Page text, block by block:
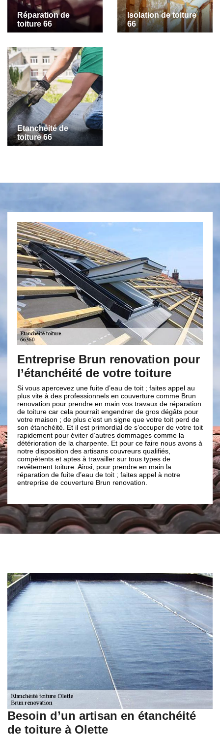
Réparation de
toiture 66
Isolation de toiture
66
Etanchéité de
toiture 66
renovation pour
votre toiture
d’eau de toit ; faites appel au
en couverture comme Brun
en main vos travaux de réparation
engendrer de gros dégâts pour
un signe que votre toit perd de
de s’occuper de votre toit
dommages comme la
Et pour ce faire nous avons à
couvreurs qualifiés,
sur tous types de
pour prendre en main la
de toit ; faites appel à notre
Brun renovation.
Brun renovation
réparation
toiture
Les traces noires sur les murs et
signes incontestable que des
quelques part sur votre toiture.
généralement dues à des
mal entretien de votre toit. Notre
Brun renovation vous propose
garantir l’étanchéité de votre
complexité des travaux dans la
plus, après l’intervention de
Brun renovation vous verrez par
sera comme neuf et sera bien
Besoin d’un artisan en étanchéité
de toiture à Olette